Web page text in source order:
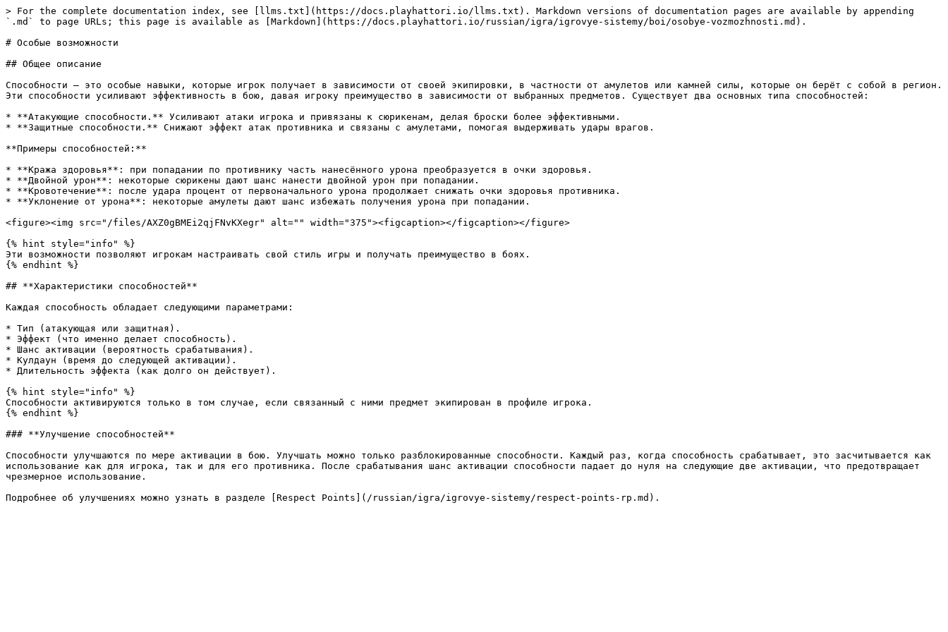
> For the complete documentation index, see [llms.txt](https://docs.playhattori.io/llms.txt). Markdown versions of documentation pages are available by appending
`.md` to page URLs; this page is available as [Markdown](https://docs.playhattori.io/russian/igra/igrovye-sistemy/boi/osobye-vozmozhnosti.md).
# Особые возможности
## Общее описание
Способности — это особые навыки, которые игрок получает в зависимости от своей экипировки, в частности от амулетов или камней силы, которые он берёт с собой в регион.
Эти способности усиливают эффективность в бою, давая игроку преимущество в зависимости от выбранных предметов. Существует два основных типа способностей:
* **Атакующие способности.** Усиливают атаки игрока и привязаны к сюрикенам, делая броски более эффективными.
* **Защитные способности.** Снижают эффект атак противника и связаны с амулетами, помогая выдерживать удары врагов.
**Примеры способностей:**
* **Кража здоровья**: при попадании по противнику часть нанесённого урона преобразуется в очки здоровья.
* **Двойной урон**: некоторые сюрикены дают шанс нанести двойной урон при попадании.
* **Кровотечение**: после удара процент от первоначального урона продолжает снижать очки здоровья противника.
* **Уклонение от урона**: некоторые амулеты дают шанс избежать получения урона при попадании.
<figure><img src="/files/AXZ0gBMEi2qjFNvKXegr" alt="" width="375"><figcaption></figcaption></figure>
{% hint style="info" %}
Эти возможности позволяют игрокам настраивать свой стиль игры и получать преимущество в боях.
{% endhint %}
## **Характеристики способностей**
Каждая способность обладает следующими параметрами:
* Тип (атакующая или защитная).
* Эффект (что именно делает способность).
* Шанс активации (вероятность срабатывания).
* Кулдаун (время до следующей активации).
* Длительность эффекта (как долго он действует).
{% hint style="info" %}
Способности активируются только в том случае, если связанный с ними предмет экипирован в профиле игрока.
{% endhint %}
### **Улучшение способностей**
Способности улучшаются по мере активации в бою. Улучшать можно только разблокированные способности. Каждый раз, когда способность срабатывает, это засчитывается как
использование как для игрока, так и для его противника. После срабатывания шанс активации способности падает до нуля на следующие две активации, что предотвращает
чрезмерное использование.